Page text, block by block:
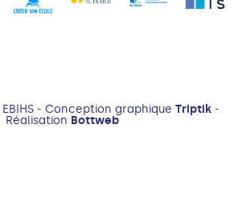
- Conception graphique Triptik -
Réalisation Bottweb